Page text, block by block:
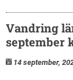
Vandring
september
14 september,